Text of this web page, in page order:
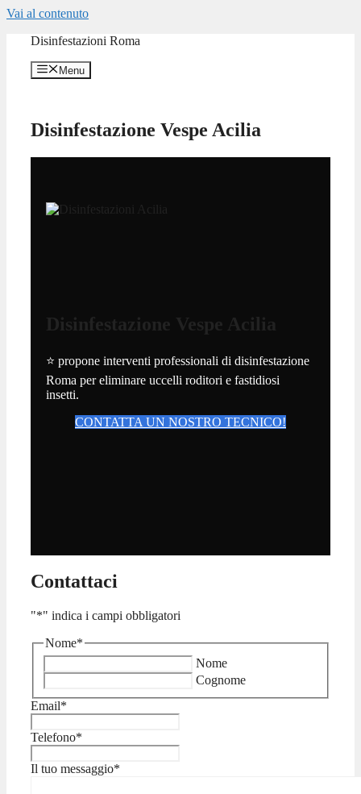
Vai al contenuto
Disinfestazioni Roma
Menu
Disinfestazione Vespe Acilia
Disinfestazione Vespe Acilia
⭐ propone interventi professionali di disinfestazione
Roma per eliminare uccelli roditori e fastidiosi
insetti.
CONTATTA UN NOSTRO TECNICO!
Contattaci
"*" indica i campi obbligatori
Nome*
Nome
Cognome
Email*
Telefono*
Il tuo messaggio*